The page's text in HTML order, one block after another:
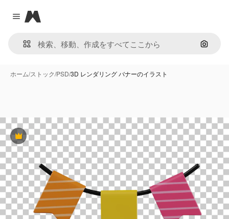
Close menu
Magnific
画像で
ホーム/ストック/PSD/3D レンダリング バナーのイラスト
Premium